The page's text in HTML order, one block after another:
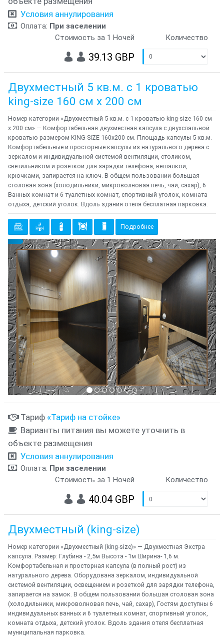
Условия аннулирования
Оплата: При заселении
Стоимость за 1 Ночей
Количество
39.13 GBP
Двухместный 5 кв.м. с 1 кроватью
king-size 160 см х 200 см
Номер категории «Двухместный 5 кв.м. с 1 кроватью king-size 160 см
х 200 см» — Комфортабельная двухместная капсула с двухспальной
кроватью размером KING-SIZE 160х200 см. Площадь капсулы 5 кв.м.
Комфортабельные и просторные капсулы из натурального дерева с
зеркалом и индивидуальной системой вентиляции, столиком,
светильником и розеткой для зарядки телефона, вешалкой,
крючками, запирается на ключ. В общем пользовании-большая
столовая зона (холодильники, микроволновая печь, чай, сахар), 6
Ванных комнат и 6 туалетных комнат, спортивный уголок, комната
отдыха, детский уголок. Вдоль здания отеля бесплатная парковка.
Подробнее
{clt_left} 2 Количество
Предыдущий
Тариф «Тариф на стойке»
Варианты питания вы можете уточнить в
объекте размещения
Условия аннулирования
Оплата: При заселении
Стоимость за 1 Ночей
Количество
40.04 GBP
Двухместный (king-size)
Номер категории «Двухместный (king-size)» — Двухместная Экстра
капсула. Размер: Глубина - 2,5м Высота - 1м Ширина- 1,6 м.
Комфортабельная и просторная капсула (в полный рост) из
натурального дерева. Оборудована зеркалом, индивидуальной
системой вентиляции, освещением и розеткой для зарядки телефона,
запирается на замок. В общем пользовании большая столовая зона
(холодильники, микроволновая печь, чай, сахар), Гостям доступны 6
индивидуальных ванных и 6 туалетных комнат, спортивный уголок,
комната отдыха, детский уголок. Вдоль здания отеля бесплатная
муниципальная парковка.